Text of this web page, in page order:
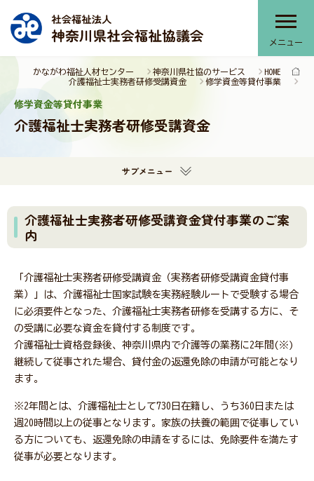
メニュー
HOME
神奈川県社協のサービス
かながわ福祉人材センター
修学資金等貸付事業
介護福祉士実務者研修受講資金
修学資金等貸付事業
介護福祉士実務者研修受講資金
サブメニュー
介護福祉士実務者研修受講資金貸付事業のご案
内
「介護福祉士実務者研修受講資金（実務者研修受講資金貸付事
業）」は、介護福祉士国家試験を実務経験ルートで受験する場合
に必須要件となった、介護福祉士実務者研修を受講する方に、そ
の受講に必要な資金を貸付する制度です。
介護福祉士資格登録後、神奈川県内で介護等の業務に2年間(※)
継続して従事された場合、貸付金の返還免除の申請が可能となり
ます。
※2年間とは、介護福祉士として730日在籍し、うち360日または
週20時間以上の従事となります。家族の扶養の範囲で従事してい
る方についても、返還免除の申請をするには、免除要件を満たす
従事が必要となります。
神奈川県社協について
報告書・刊行物
災害関連情報